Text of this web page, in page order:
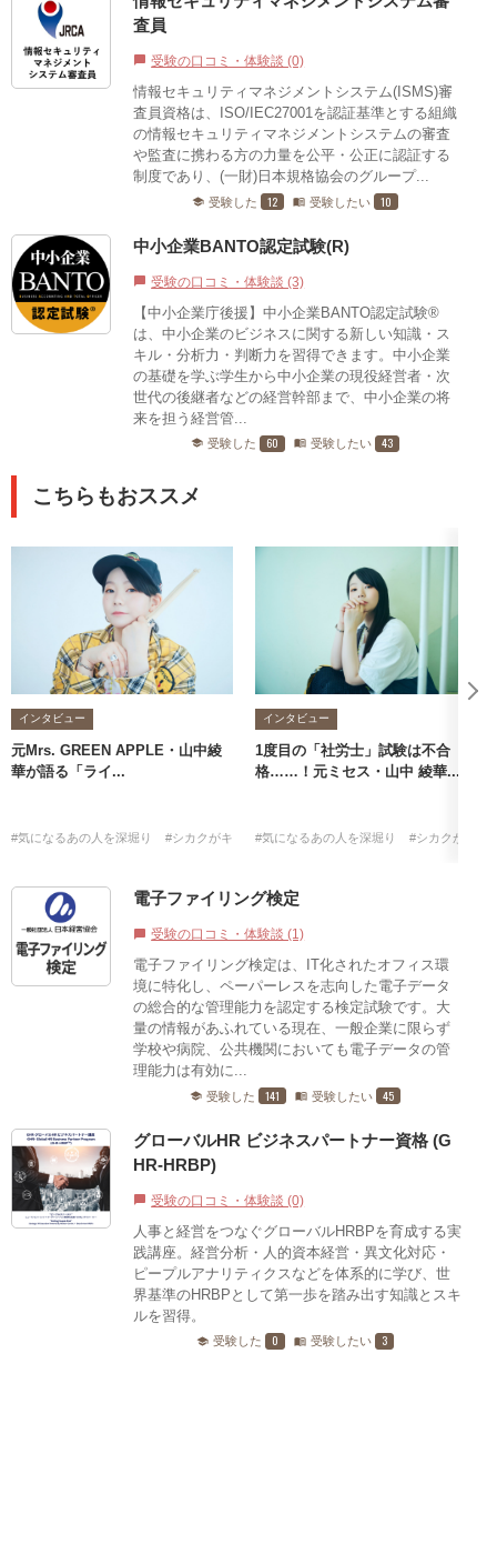
査員
chat_bubble 受験の口コミ・体験談 (0)
情報セキュリティマネジメントシステム(ISMS)審
査員資格は、ISO/IEC27001を認証基準とする組織
の情報セキュリティマネジメントシステムの審査
や監査に携わる方の力量を公平・公正に認証する
制度であり、(一財)日本規格協会のグループ...
school 受験した 12 menu_book 受験したい 10
中小企業BANTO認定試験(R)
chat_bubble 受験の口コミ・体験談 (3)
【中小企業庁後援】中小企業BANTO認定試験®
は、中小企業のビジネスに関する新しい知識・ス
キル・分析力・判断力を習得できます。中小企業
の基礎を学ぶ学生から中小企業の現役経営者・次
世代の後継者などの経営幹部まで、中小企業の将
来を担う経営管...
school 受験した 60 menu_book 受験したい 43
こちらもおススメ
インタビュー
元Mrs. GREEN APPLE・山中綾
華が語る「ライ...
#気になるあの人を深堀り #シカクがキッカケ #山中綾華 #社労士
インタビュー
1度目の「社労士」試験は不合
格……！元ミセス・山中 綾華...
#気になるあの人を深堀り #シカクがキッ
電子ファイリング検定
chat_bubble 受験の口コミ・体験談 (1)
電子ファイリング検定は、IT化されたオフィス環
境に特化し、ペーパーレスを志向した電子データ
の総合的な管理能力を認定する検定試験です。大
量の情報があふれている現在、一般企業に限らず
学校や病院、公共機関においても電子データの管
理能力は有効に...
school 受験した 141 menu_book 受験したい 45
グローバルHR ビジネスパートナー資格 (G
HR-HRBP)
chat_bubble 受験の口コミ・体験談 (0)
人事と経営をつなぐグローバルHRBPを育成する実
践講座。経営分析・人的資本経営・異文化対応・
ピープルアナリティクスなどを体系的に学び、世
界基準のHRBPとして第一歩を踏み出す知識とスキ
ルを習得。
school 受験した 0 menu_book 受験したい 3